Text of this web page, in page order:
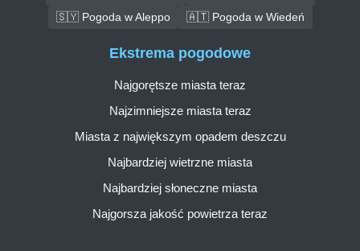
🇸🇾 Pogoda w Aleppo
🇦🇹 Pogoda w Wiedeń
Ekstrema pogodowe
Najgorętsze miasta teraz
Najzimniejsze miasta teraz
Miasta z największym opadem deszczu
Najbardziej wietrzne miasta
Najbardziej słoneczne miasta
Najgorsza jakość powietrza teraz